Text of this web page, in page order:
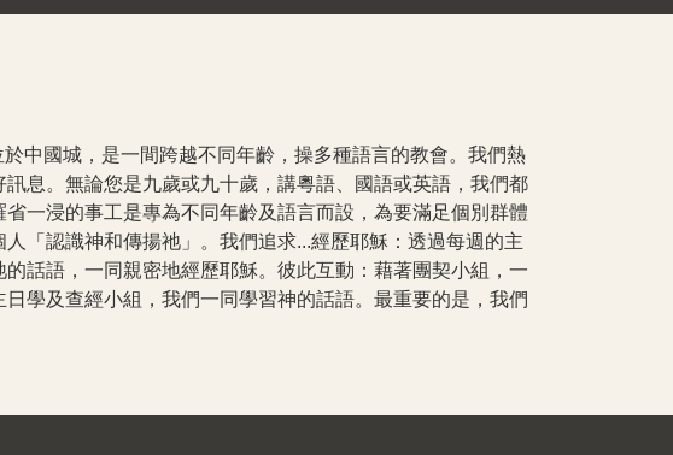
中國城，是一間跨越不同年齡，操多種語言的教會。我們熱
息。無論您是九歲或九十歲，講粵語、國語或英語，我們都
一浸的事工是專為不同年齡及語言而設，為要滿足個別群體
「認識神和傳揚祂」。我們追求...經歷耶穌：透過每週的主
話語，一同親密地經歷耶穌。彼此互動：藉著團契小組，一
學及查經小組，我們一同學習神的話語。最重要的是，我們